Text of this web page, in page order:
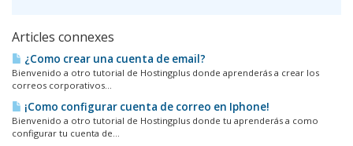
Articles connexes
¿Como crear una cuenta de email?
Bienvenido a otro tutorial de Hostingplus donde aprenderás a crear los
correos corporativos...
¡Como configurar cuenta de correo en Iphone!
Bienvenido a otro tutorial de Hostingplus donde tu aprenderás a como
configurar tu cuenta de...